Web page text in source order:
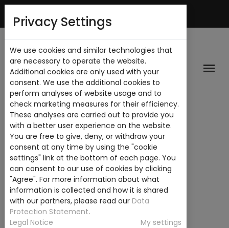
Privacy Settings
We use cookies and similar technologies that
are necessary to operate the website.
Additional cookies are only used with your
consent. We use the additional cookies to
perform analyses of website usage and to
check marketing measures for their efficiency.
These analyses are carried out to provide you
with a better user experience on the website.
You are free to give, deny, or withdraw your
consent at any time by using the "cookie
settings" link at the bottom of each page. You
can consent to our use of cookies by clicking
"Agree". For more information about what
information is collected and how it is shared
with our partners, please read our Data
Protection Statement.
Legal Notice
My settings